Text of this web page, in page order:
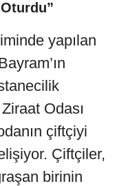
yapılan
Odası
çiftçiyi
Çiftçiler,
birinin